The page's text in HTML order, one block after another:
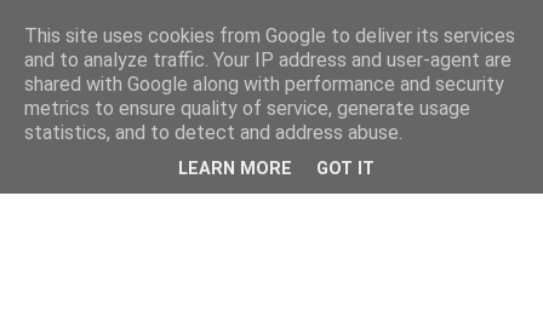
This site uses cookies from Google to deliver its services
and to analyze traffic. Your IP address and user-agent are
shared with Google along with performance and security
metrics to ensure quality of service, generate usage
statistics, and to detect and address abuse.
LEARN MORE GOT IT